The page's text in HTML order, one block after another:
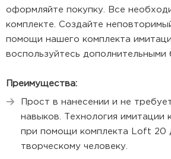
оформляйте покупку. Все
комплекте. Создайте
помощи нашего комплекта
воспользуйтесь дополнительными
Преимущества:
Прост в нанесении и не
навыков. Технология имитации
при помощи комплекта Loft 20
творческому человеку.